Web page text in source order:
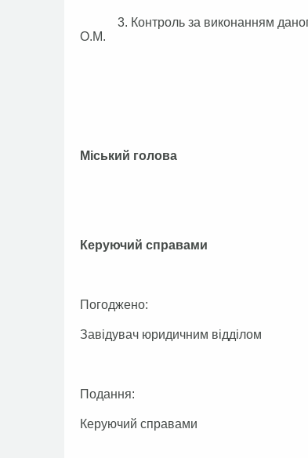
3. Контроль за виконанням даного
О.М.
Міський голова
Керуючий
Погоджено:
Завідувач юридичним
Подання:
Керуючий